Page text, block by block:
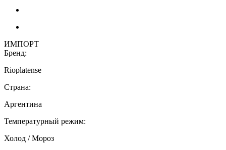
ИМПОРТ
Бренд:
Rioplatense
Страна:
Аргентина
Температурный режим:
Холод / Мороз